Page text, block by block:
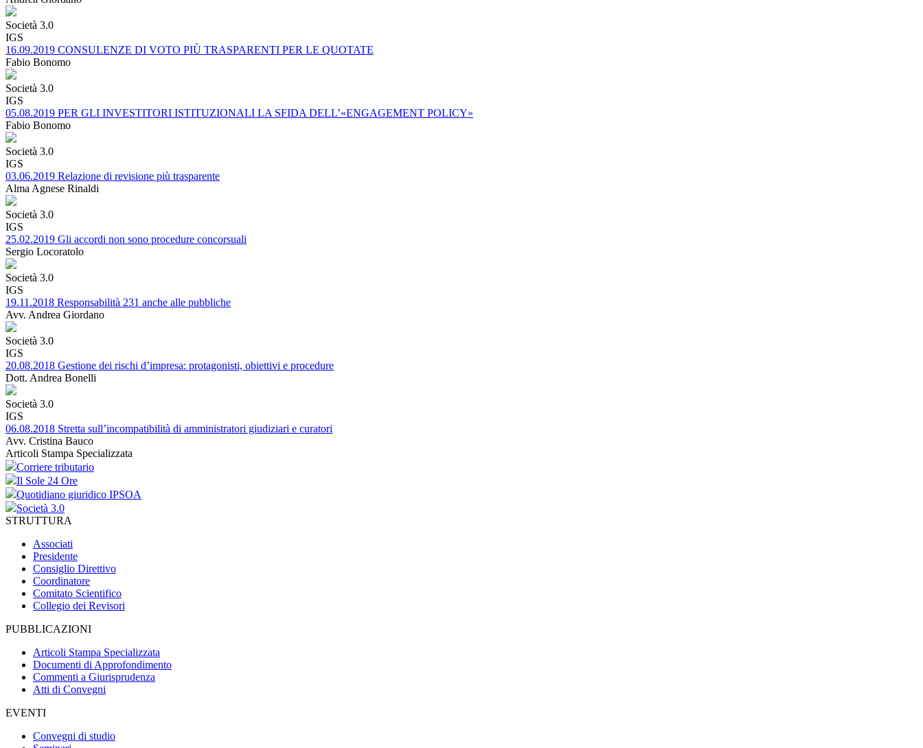
Società 3.0
IGS
16.09.2019 CONSULENZE DI VOTO PIÙ TRASPARENTI PER LE QUOTATE
Fabio Bonomo
Società 3.0
IGS
05.08.2019 PER GLI INVESTITORI ISTITUZIONALI LA SFIDA DELL’«ENGAGEMENT POLICY»
Fabio Bonomo
Società 3.0
IGS
03.06.2019 Relazione di revisione più trasparente
Alma Agnese Rinaldi
Società 3.0
IGS
25.02.2019 Gli accordi non sono procedure concorsuali
Sergio Locoratolo
Società 3.0
IGS
19.11.2018 Responsabilità 231 anche alle pubbliche
Avv. Andrea Giordano
Società 3.0
IGS
20.08.2018 Gestione dei rischi d’impresa: protagonisti, obiettivi e procedure
Dott. Andrea Bonelli
Società 3.0
IGS
06.08.2018 Stretta sull’incompatibilità di amministratori giudiziari e curatori
Avv. Cristina Bauco
Articoli Stampa Specializzata
Corriere tributario
Il Sole 24 Ore
Quotidiano giuridico IPSOA
Società 3.0
STRUTTURA
Associati
Presidente
Consiglio Direttivo
Coordinatore
Comitato Scientifico
Collegio dei Revisori
PUBBLICAZIONI
Articoli Stampa Specializzata
Documenti di Approfondimento
Commenti a Giurisprudenza
Atti di Convegni
EVENTI
Convegni di studio